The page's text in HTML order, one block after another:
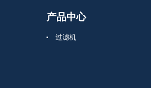
产品中心
过滤机